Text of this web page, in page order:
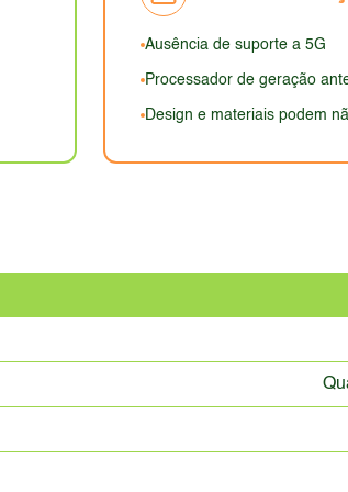
Ausência de suporte a 5G
Processador de geração
Design e materiais podem